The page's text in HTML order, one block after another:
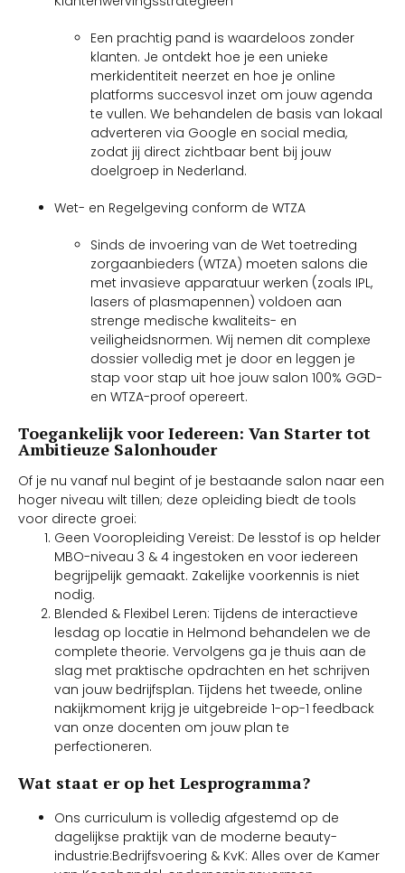
Een prachtig pand is waardeloos zonder
klanten. Je ontdekt hoe je een unieke
merkidentiteit neerzet en hoe je online
platforms succesvol inzet om jouw agenda
te vullen. We behandelen de basis van lokaal
adverteren via Google en social media,
zodat jij direct zichtbaar bent bij jouw
doelgroep in Nederland.
Wet- en Regelgeving conform de WTZA
Sinds de invoering van de Wet toetreding
zorgaanbieders (WTZA) moeten salons die
met invasieve apparatuur werken (zoals IPL,
lasers of plasmapennen) voldoen aan
strenge medische kwaliteits- en
veiligheidsnormen. Wij nemen dit complexe
dossier volledig met je door en leggen je
stap voor stap uit hoe jouw salon 100% GGD-
en WTZA-proof opereert.
Toegankelijk voor Iedereen: Van Starter tot
Ambitieuze Salonhouder
Of je nu vanaf nul begint of je bestaande salon naar een
hoger niveau wilt tillen; deze opleiding biedt de tools
voor directe groei:
Geen Vooropleiding Vereist: De lesstof is op helder
MBO-niveau 3 & 4 ingestoken en voor iedereen
begrijpelijk gemaakt. Zakelijke voorkennis is niet
nodig.
Blended & Flexibel Leren: Tijdens de interactieve
lesdag op locatie in Helmond behandelen we de
complete theorie. Vervolgens ga je thuis aan de
slag met praktische opdrachten en het schrijven
van jouw bedrijfsplan. Tijdens het tweede, online
nakijkmoment krijg je uitgebreide 1-op-1 feedback
van onze docenten om jouw plan te
perfectioneren.
Wat staat er op het Lesprogramma?
Ons curriculum is volledig afgestemd op de
dagelijkse praktijk van de moderne beauty-
industrie:Bedrijfsvoering & KvK: Alles over de Kamer